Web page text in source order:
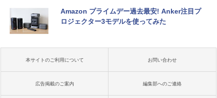
Amazon プライムデー過去最安! Anker注目プ
ロジェクター3モデルを使ってみた
本サイトのご利用について お問い合わせ
広告掲載のご案内 編集部へのご連絡